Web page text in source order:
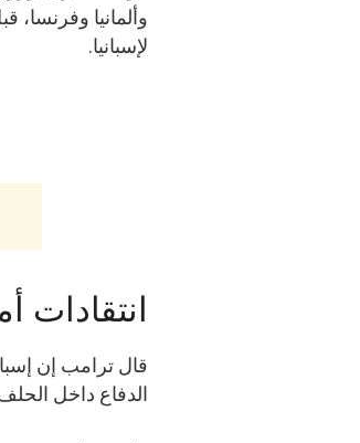
وألمانيا وفرنسا،
لإسبانيا.
انتقادات
قال ترامب إن
الدفاع داخل